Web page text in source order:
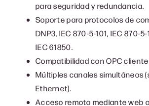
para seguridad y redundancia.
Soporte para protocolos de
DNP3, IEC 870-5-101, IEC 870-
IEC 61850.
Compatibilidad con OPC
Múltiples canales simultáneos
Ethernet).
Acceso remoto mediante web